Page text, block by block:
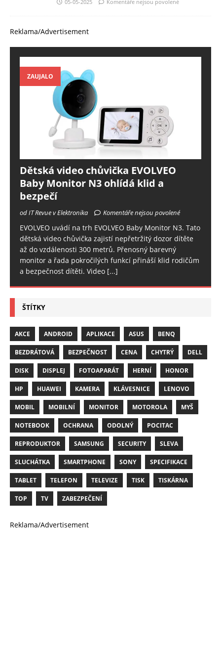
05-05-2025 Komentáře nejsou povolené
Reklama/Advertisement
ZAUJALO
Dětská video chůvička EVOLVEO
Baby Monitor N3 ohlídá klid a
bezpečí
od IT Revue v Elektronika Komentáře nejsou povolené
EVOLVEO uvádí na trh EVOLVEO Baby Monitor N3. Tato
dětská video chůvička zajistí nepřetržitý dozor dítěte
až do vzdálenosti 300 metrů. Přenosný barevný
monitor a řada pokročilých funkcí přináší klid rodičům
a bezpečnost dítěti. Video [...]
ŠTÍTKY
AKCE ANDROID APLIKACE ASUS BENQ
BEZDRÁTOVÁ BEZPEČNOST CENA CHYTRÝ DELL
DISK DISPLEJ FOTOAPARÁT HERNÍ HONOR
HP HUAWEI KAMERA KLÁVESNICE LENOVO
MOBIL MOBILNÍ MONITOR MOTOROLA MYŠ
NOTEBOOK OCHRANA ODOLNÝ POCITAC
REPRODUKTOR SAMSUNG SECURITY SLEVA
SLUCHÁTKA SMARTPHONE SONY SPECIFIKACE
TABLET TELEFON TELEVIZE TISK TISKÁRNA
TOP TV ZABEZPEČENÍ
Reklama/Advertisement